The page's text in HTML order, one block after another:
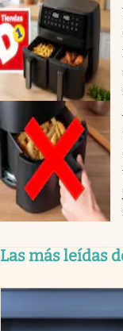
Las más leídas